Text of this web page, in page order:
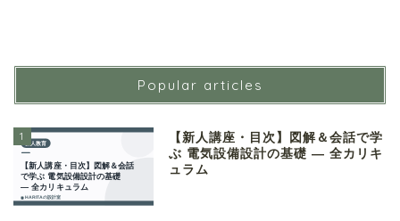
Popular articles
1
【新人講座・目次】図解＆会話で学
ぶ 電気設備設計の基礎 ― 全カリキ
ュラム